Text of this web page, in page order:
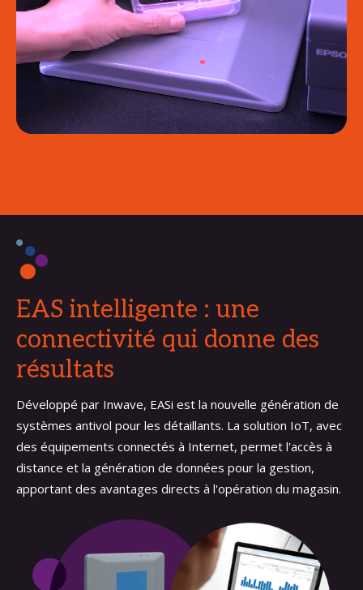
EAS intelligente : une
connectivité qui donne des
résultats
Développé par Inwave, EASi est la nouvelle génération de
systèmes antivol pour les détaillants. La solution IoT, avec
des équipements connectés à Internet, permet l'accès à
distance et la génération de données pour la gestion,
apportant des avantages directs à l'opération du magasin.